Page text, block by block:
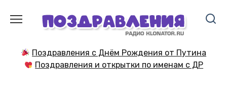
содержанию
Поздравления с Днём Рождения от Путина
Поздравления и открытки по именам с ДР